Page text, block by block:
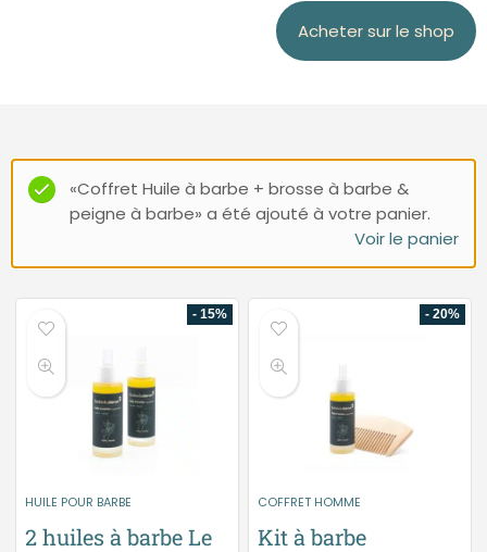
Acheter sur le shop
«Coffret Huile à barbe + brosse à barbe &
peigne à barbe» a été ajouté à votre panier.
Voir le panier
- 15%
HUILE POUR BARBE
2 huiles à barbe Le
- 20%
COFFRET HOMME
Kit à barbe